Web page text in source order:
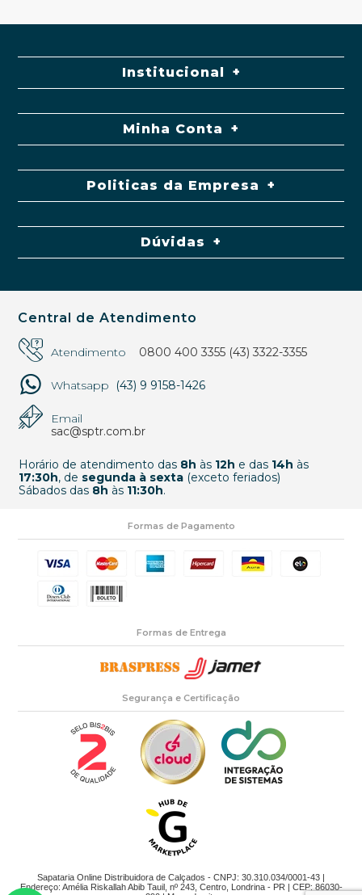
Institucional
Minha Conta
Politicas da Empresa
Dúvidas
Central de Atendimento
Atendimento 0800 400 3355 (43) 3322-3355
Whatsapp (43) 9 9158-1426
Email
sac@sptr.com.br
Horário de atendimento das 8h às 12h e das 14h às
17:30h, de segunda à sexta(exceto feriados)
Sábados das 8h às 11:30h.
Formas de Pagamento
Formas de Entrega
Segurança e Certificação
Sapataria Online Distribuidora de Calçados - CNPJ: 30.310.034/0001-43 |
Endereço: Amélia Riskallah Abib Tauil, nº 243, Centro, Londrina - PR | CEP: 86030-